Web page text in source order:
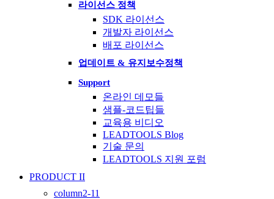
라이선스 정책
SDK 라이선스
개발자 라이선스
배포 라이선스
업데이트 & 유지보수정책
Support
온라인 데모들
샘플-코드팁들
교육용 비디오
LEADTOOLS Blog
기술 문의
LEADTOOLS 지원 포럼
PRODUCT II
column2-11